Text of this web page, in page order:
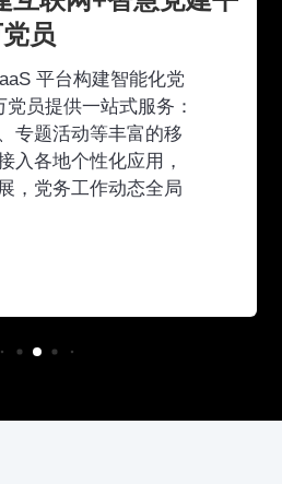
员
平台构建智能化党
员提供一站式服务：
专题活动等丰富的移
入各地个性化应用，
，党务工作动态全局